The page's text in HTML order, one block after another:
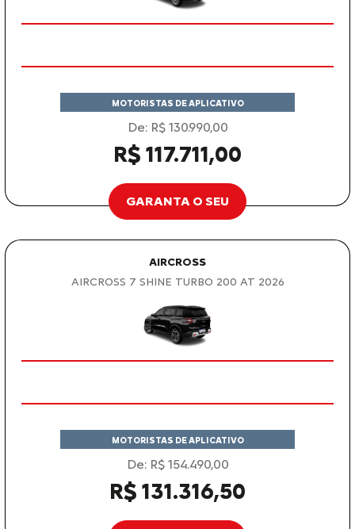
MOTORISTAS DE APLICATIVO
De: R$ 130.990,00
R$ 117.711,00
GARANTA O SEU
AIRCROSS
AIRCROSS 7 SHINE TURBO 200 AT 2026
MOTORISTAS DE APLICATIVO
De: R$ 154.490,00
R$ 131.316,50